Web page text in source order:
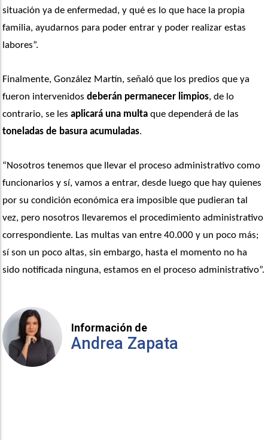
situación ya de enfermedad, y qué es lo que hace la propia
familia, ayudarnos para poder entrar y poder realizar estas
labores”.
Finalmente, González Martín, señaló que los predios que ya
fueron intervenidos deberán permanecer limpios, de lo
contrario, se les aplicará una multa
toneladas de basura acumuladas.
“Nosotros tenemos que llevar el proceso administrativo como
funcionarios y sí, vamos a entrar, desde luego que hay quienes
por su condición económica era imposible que pudieran tal
vez, pero nosotros llevaremos el procedimiento administrativo
correspondiente. Las multas van entre 40.000 y un poco más;
sí son un poco altas, sin embargo, hasta el momento no ha
Información de
Andrea Zapata